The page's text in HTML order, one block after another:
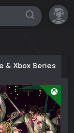
& Xbox Series